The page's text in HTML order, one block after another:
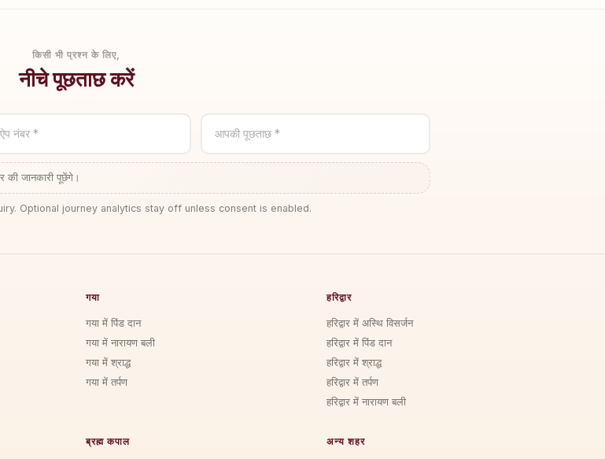
किसी भी प्रश्न के लिए,
नीचे पूछताछ करें
नंबर * आपकी पूछताछ *
की जानकारी पूछेंगे।
Optional journey analytics stay off unless consent is enabled.
गया
गया में पिंड दान
गया में नारायण बली
गया में श्राद्ध
गया में तर्पण
हरिद्वार
हरिद्वार में अस्थि विसर्जन
हरिद्वार में पिंड दान
हरिद्वार में श्राद्ध
हरिद्वार में तर्पण
हरिद्वार में नारायण बली
ब्रह्म कपाल अन्य शहर